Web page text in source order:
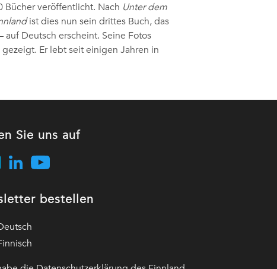
Bücher veröffentlicht. Nach Unter dem
ist dies nun sein drittes Buch, das
auf Deutsch erscheint. Seine Fotos
Er lebt seit einigen Jahren in
Sie uns auf
bestellen